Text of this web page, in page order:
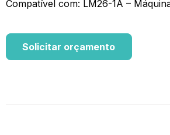
Compatível com: LM26-1A –
Solicitar orçamento